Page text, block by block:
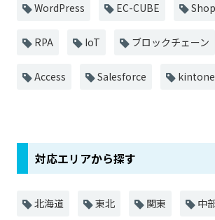
WordPress EC-CUBE
RPA IoT ブロックチェーン
Access Salesforce kintone
対応エリアから探す
北海道 東北 関東 中